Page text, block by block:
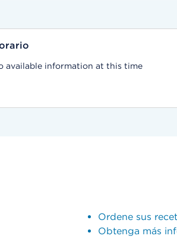
available information at this time
Ordene sus
Obtenga más